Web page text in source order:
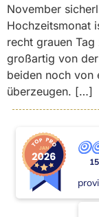
November
Hochzeitsmonat
recht grauen
großartig von
beiden noch von
überzeugen. […]